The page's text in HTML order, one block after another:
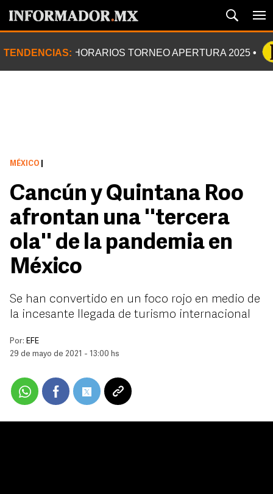
TENDENCIAS: HORARIOS TORNEO APERTURA 2025
MÉXICO
Cancún y Quintana Roo
afrontan una ''tercera
ola'' de la pandemia en
México
Se han convertido en un foco rojo en medio de
la incesante llegada de turismo internacional
Por: EFE
29 de mayo de 2021 - 13:00 hs